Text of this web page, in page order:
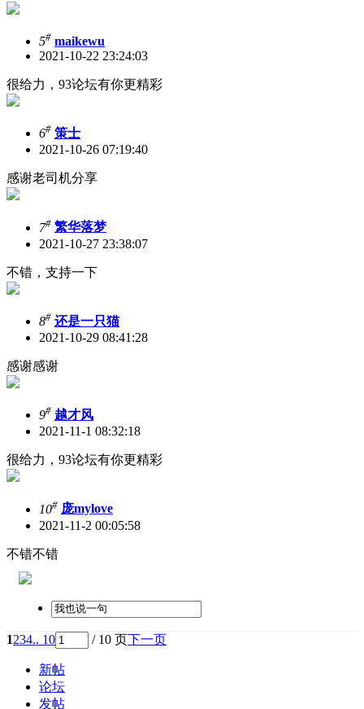
5# maikewu
2021-10-22 23:24:03
很给力，93论坛有你更精彩
6# 策士
2021-10-26 07:19:40
感谢老司机分享
7# 繁华落梦
2021-10-27 23:38:07
不错，支持一下
8# 还是一只猫
2021-10-29 08:41:28
感谢感谢
9# 越才风
2021-11-1 08:32:18
很给力，93论坛有你更精彩
10# 庞mylove
2021-11-2 00:05:58
不错不错
1234.. 10 / 10 页下一页
新帖
论坛
发帖